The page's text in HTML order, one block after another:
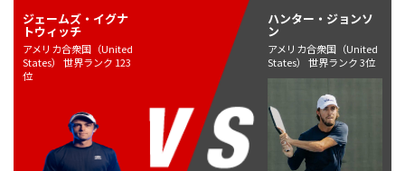
ジェームズ・イグナ
トウィッチ
アメリカ合衆国（United
States） 世界ランク 123
位
ハンター・ジョンソ
ン
アメリカ合衆国（United
States） 世界ランク 3位